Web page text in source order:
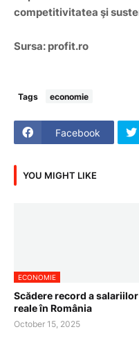
competitivitatea şi
Sursa: profit.ro
Tags economie
Facebook
YOU MIGHT LIKE
ECONOMIE
Scădere record a salariilor
reale în România
October 15, 2025